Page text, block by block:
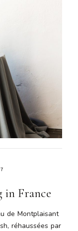
in France
de Montplaisant
réhaussées par